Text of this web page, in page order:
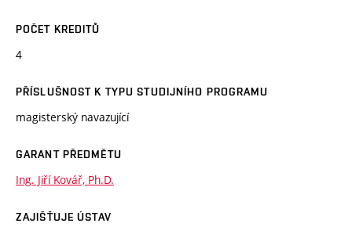
POČET KREDITŮ
4
PŘÍSLUŠNOST K TYPU STUDIJNÍHO PROGRAMU
magisterský navazující
GARANT PŘEDMĚTU
Ing. Jiří Kovář, Ph.D.
ZAJIŠŤUJE ÚSTAV